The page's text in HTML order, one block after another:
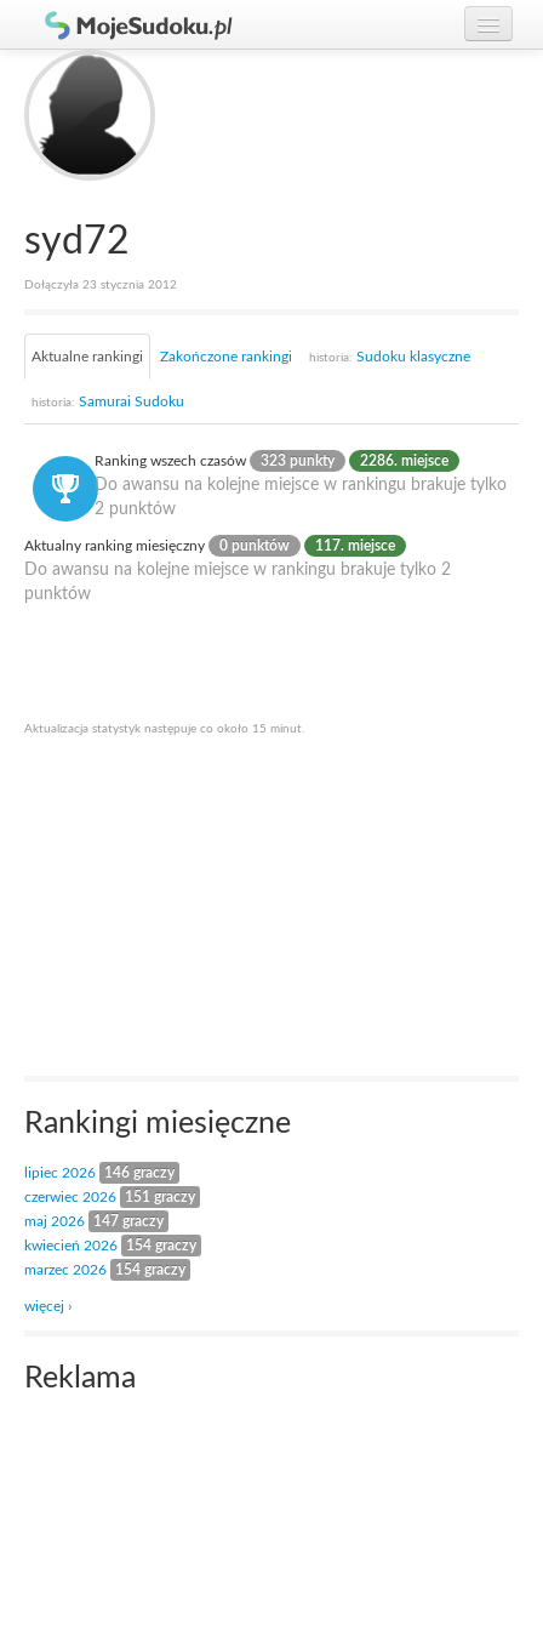
Graj w Sudoku!
Zasady Sudoku
Rankingi
Gracze
syd72
Dołączyła 23 stycznia 2012
Aktualne rankingi Zakończone rankingi historia: Sudoku klasyczne
historia: Samurai Sudoku
Ranking wszech czasów 323 punkty 2286. miejsce
Do awansu na kolejne miejsce w rankingu brakuje tylko
2 punktów
Aktualny ranking miesięczny 0 punktów 117. miejsce
Do awansu na kolejne miejsce w rankingu brakuje tylko 2
punktów
Aktualizacja statystyk następuje co około 15 minut.
Rankingi miesięczne
lipiec 2026
146 graczy
czerwiec 2026
151 graczy
maj 2026
147 graczy
kwiecień 2026
154 graczy
marzec 2026
154 graczy
więcej ›
Reklama